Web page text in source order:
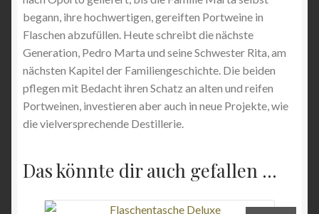
begann, ihre hochwertigen, gereiften Portweine in
Flaschen abzufüllen. Heute schreibt die nächste
Generation, Pedro Marta und seine Schwester Rita, am
nächsten Kapitel der Familiengeschichte. Die beiden
pflegen mit Bedacht ihren Schatz an alten und reifen
Portweinen, investieren aber auch in neue Projekte, wie
die vielversprechende Destillerie.
Das könnte dir auch gefallen …